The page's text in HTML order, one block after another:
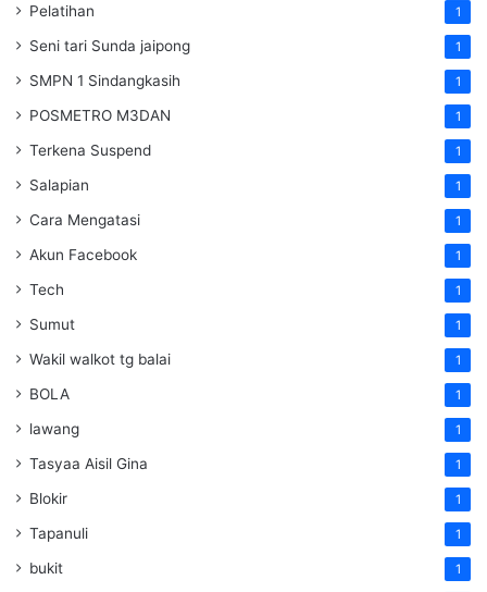
Pelatihan 1
Seni tari Sunda jaipong 1
SMPN 1 Sindangkasih 1
POSMETRO M3DAN 1
Terkena Suspend 1
Salapian 1
Cara Mengatasi 1
Akun Facebook 1
Tech 1
Sumut 1
Wakil walkot tg balai 1
BOLA 1
lawang 1
Tasyaa Aisil Gina 1
Blokir 1
Tapanuli 1
bukit 1